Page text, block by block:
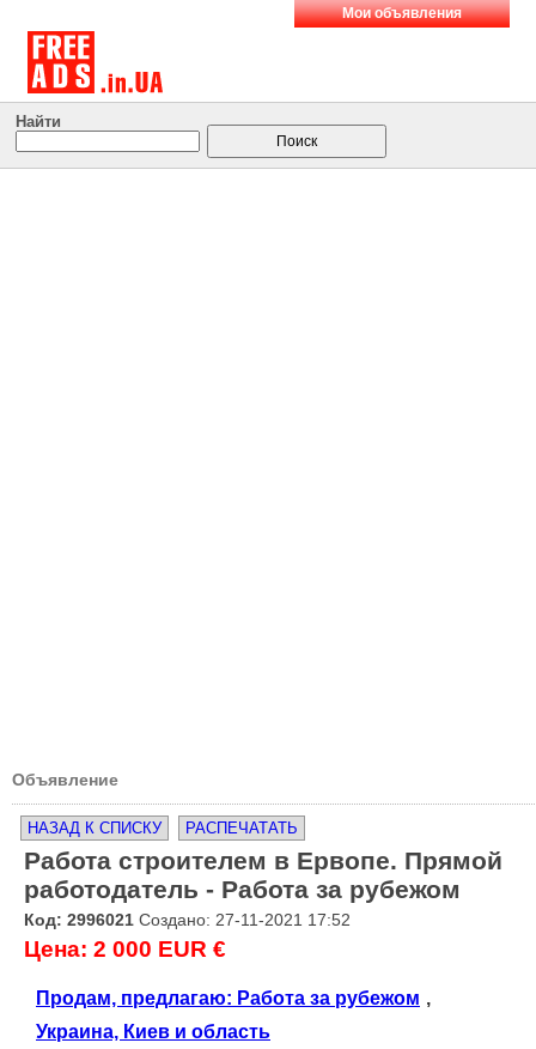
Мои объявления
Найти
Объявление
НАЗАД К СПИСКУ РАСПЕЧАТАТЬ
Работа строителем в Ервопе. Прямой
работодатель - Работа за рубежом
Код: 2996021 Создано: 27-11-2021 17:52
Цена: 2 000 EUR €
Продам, предлагаю: Работа за рубежом ,
Украина, Киев и область